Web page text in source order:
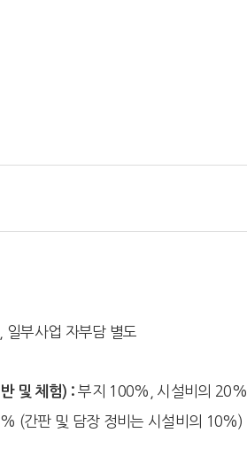
부사업 자부담 별도
및 체험) : 부지 100%, 시설비의 20%
(간판 및 담장 정비는 시설비의 10%)